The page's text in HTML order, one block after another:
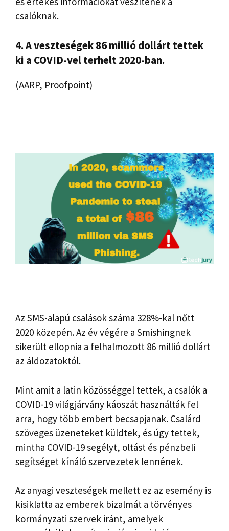
csalóknak.
4. A veszteségek 86 millió dollárt tettek
ki a COVID-vel terhelt 2020-ban.
(AARP, Proofpoint)
Az SMS-alapú csalások száma 328%-kal nőtt
2020 közepén. Az év végére a Smishingnek
sikerült ellopnia a felhalmozott 86 millió dollárt
az áldozatoktól.
Mint amit a latin közösséggel tettek, a csalók a
COVID-19 világjárvány káoszát használták fel
arra, hogy több embert becsapjanak. Csalárd
szöveges üzeneteket küldtek, és úgy tettek,
mintha COVID-19 segélyt, oltást és pénzbeli
segítséget kínáló szervezetek lennének.
Az anyagi veszteségek mellett ez az esemény is
kisiklatta az emberek bizalmát a törvényes
kormányzati szervek iránt, amelyek